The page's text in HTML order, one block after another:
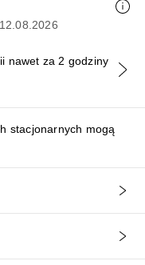
nawet za 2 godziny
stacjonarnych mogą